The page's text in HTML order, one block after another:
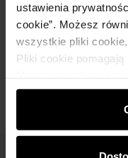
ustawienia
cookie”. Możesz
wszystkie pliki
Pliki cookie pomagają
wyświetlać im
rekomendacje oraz
najnowszych
Skład i wymiary
Opinie